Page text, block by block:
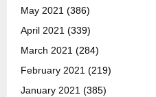
May 2021 (386)
April 2021 (339)
March 2021 (284)
February 2021 (219)
January 2021 (385)